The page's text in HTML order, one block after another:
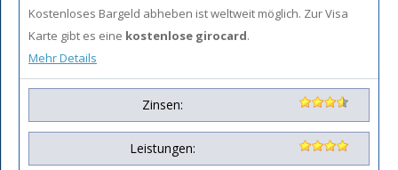
Kostenloses Bargeld abheben ist weltweit möglich. Zur Visa
Karte gibt es eine kostenlose girocard.
Mehr Details
Zinsen:
Leistungen: